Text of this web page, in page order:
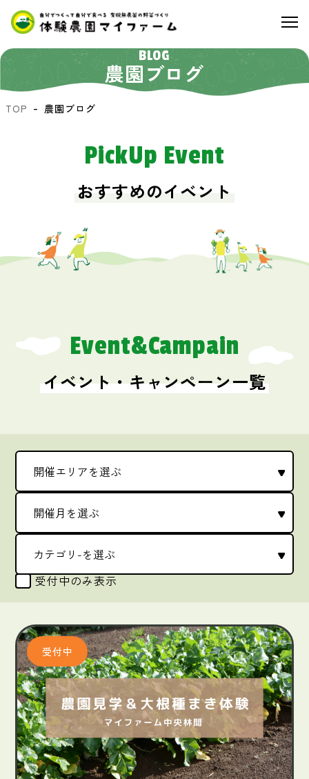
BLOG
農園ブログ
TOP 農園ブログ
PickUp Event
おすすめのイベント
Event&Campain
イベント・キャンペーン一覧
受付中のみ表示